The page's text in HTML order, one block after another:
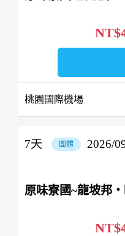
桃園國際機場
團體 2026/
7天
原味寮國~龍坡邦